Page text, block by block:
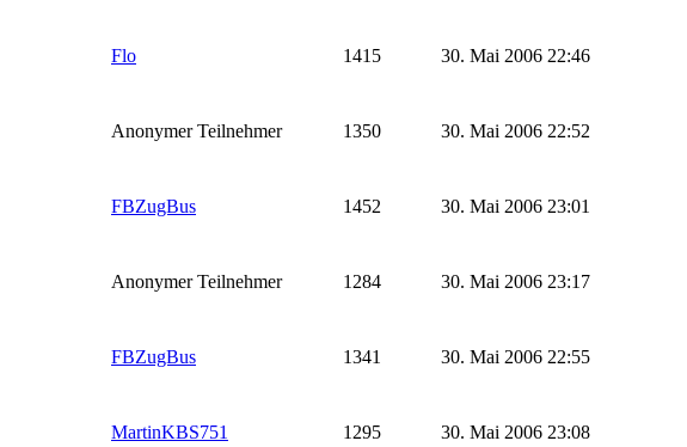
Flo 1415 30. Mai 2006 22:46
Anonymer Teilnehmer 1350 30. Mai 2006 22:52
FBZugBus 1452 30. Mai 2006 23:01
Anonymer Teilnehmer 1284 30. Mai 2006 23:17
FBZugBus 1341 30. Mai 2006 22:55
MartinKBS751 1295 30. Mai 2006 23:08